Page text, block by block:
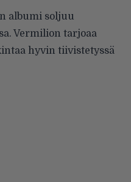
albumi soljuu
Vermilion tarjoaa
hyvin tiivistetyssä